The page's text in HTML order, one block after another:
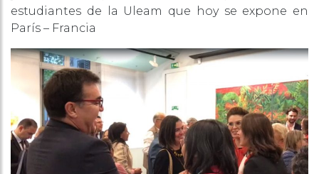
estudiantes de la Uleam que hoy se expone en
París – Francia